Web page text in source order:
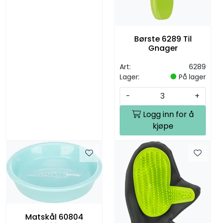
Børste 6289 Til
Gnager
Art:
6289
Lager:
På lager
-
+
Logg inn for å
kjøpe
Matskål 60804